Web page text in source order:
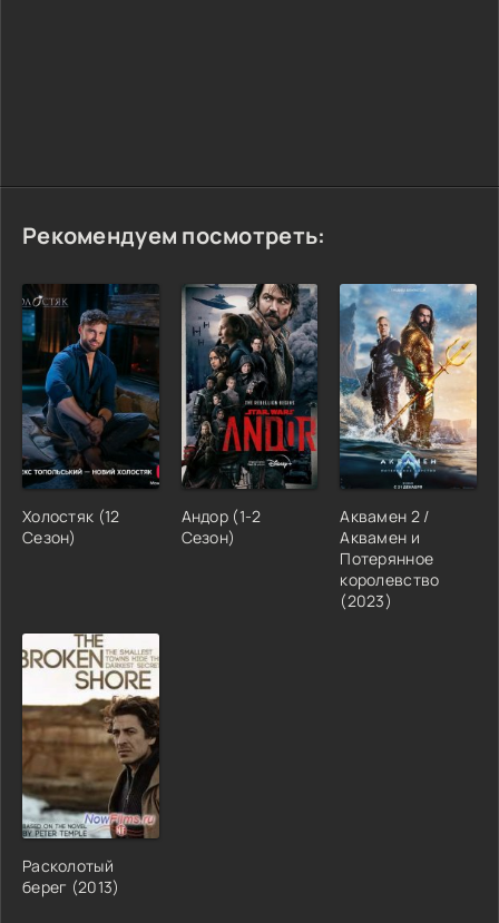
Рекомендуем посмотреть:
Холостяк (12
Сезон)
Андор (1-2
Сезон)
Аквамен 2 /
Аквамен и
Потерянное
королевство
(2023)
Расколотый
берег (2013)